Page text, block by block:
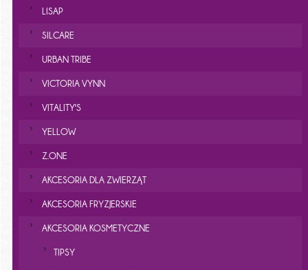
LISAP
SILCARE
URBAN TRIBE
VICTORIA VYNN
VITALITY'S
YELLOW
Z.ONE
AKCESORIA DLA ZWIERZĄT
AKCESORIA FRYZJERSKIE
AKCESORIA KOSMETYCZNE
TIPSY